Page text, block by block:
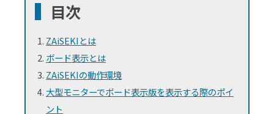
目次
ZAiSEKIとは
ボード表示とは
ZAiSEKIの動作環境
大型モニターでボード表示版を表示する際のポイ
ント